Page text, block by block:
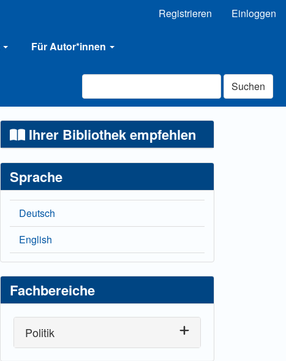
Registrieren Einloggen
Für Autor*innen
Suchen
Ihrer Bibliothek empfehlen
Sprache
Deutsch
English
Fachbereiche
Politik